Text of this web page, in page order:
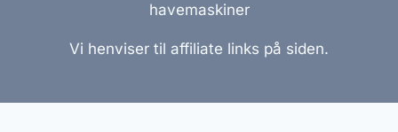
havemaskiner
Vi henviser til affiliate links på siden.